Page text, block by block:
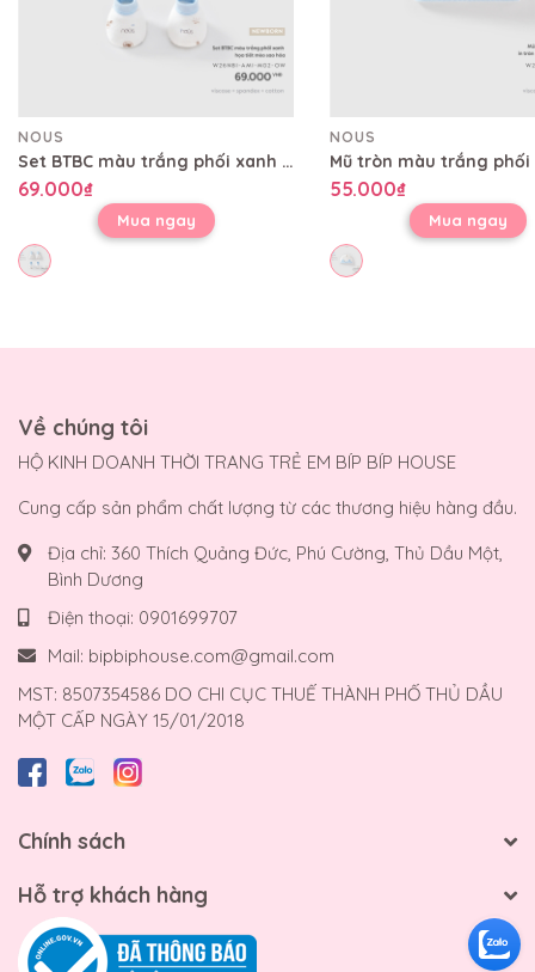
NOUS
Set BTBC màu trắng phối xanh họa tiết mèo sao hỏa
69.000₫
Mua ngay
NOUS
55.000₫
Mua ngay
Về chúng tôi
HỘ KINH DOANH THỜI TRANG TRẺ EM BÍP BÍP HOUSE
Cung cấp sản phẩm chất lượng từ các thương hiệu hàng đầu.
Địa chỉ: 360 Thích Quảng Đức, Phú Cường, Thủ Dầu Một,
Bình Dương
Điện thoại: 0901699707
Mail: bipbiphouse.com@gmail.com
MST: 8507354586 DO CHI CỤC THUẾ THÀNH PHỐ THỦ DẦU
MỘT CẤP NGÀY 15/01/2018
Chính sách
Hỗ trợ khách hàng